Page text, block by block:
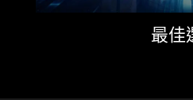
Response Time
最佳